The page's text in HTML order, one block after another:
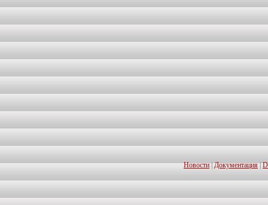
Новости|Документация|